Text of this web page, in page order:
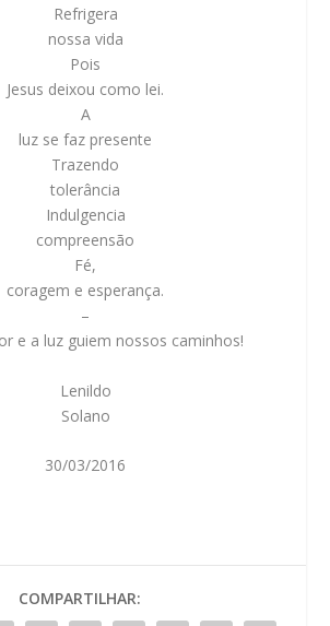
Refrigera
nossa vida
Pois
Jesus deixou como lei.
A
luz se faz presente
Trazendo
tolerância
Indulgencia
compreensão
Fé,
coragem e esperança.
–
e a luz guiem nossos caminhos!
Lenildo
Solano
30/03/2016
COMPARTILHAR: